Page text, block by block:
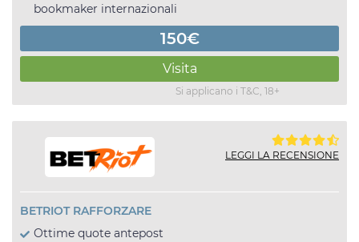
bookmaker internazionali
150€
Visita
Si applicano i T&C, 18+
LEGGI LA RECENSIONE
BETRIOT RAFFORZARE
Ottime quote antepost